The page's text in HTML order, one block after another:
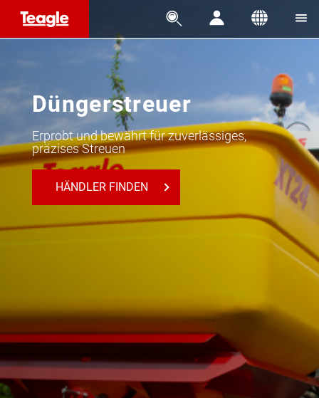
   
Düngerstreuer
Erprobt und bewährt für zuverlässiges,
präzises Streuen
HÄNDLER FINDEN